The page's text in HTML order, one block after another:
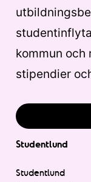
kommun och
stipendier
Studentlund
Studentlund